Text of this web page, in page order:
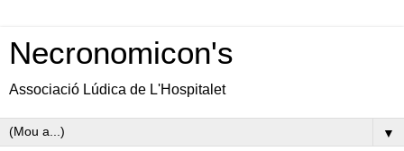
Necronomicon's
Associació Lúdica de L'Hospitalet
▼